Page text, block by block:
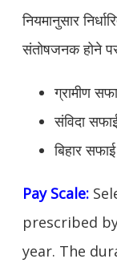
नियमानुसार
संतोषजनक होने
ग्रामीण
संविदा
बिहार
Pay Scale:
prescribed
year. The